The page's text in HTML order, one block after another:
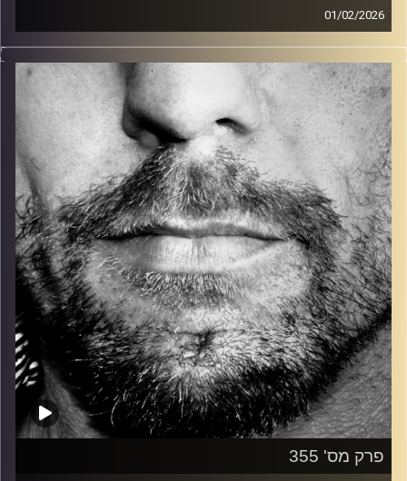
01/02/2026
זיפים, מוזיקה מחוספסת של הופעות חיות. הרבה ג'אם, רוק,
בלוז, bluegrass, ג'אז, Fאנק, פרוגרסיב ואפילו אלקטרוניקה.
כל מה שחי, אמיתי ונושם.
עם שמוליק רגב.
קרדיט תמונות: David Goehring
פרק מס' 355